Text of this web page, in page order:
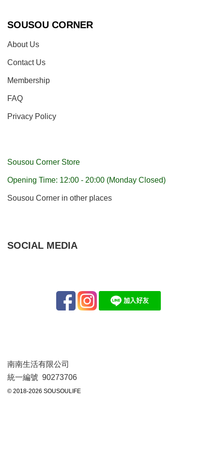
SOUSOU CORNER
About Us
Contact Us
Membership
FAQ
Privacy Policy
Sousou Corner Store
Opening Time: 12:00 - 20:00 (Monday Closed)
Sousou Corner in other places
SOCIAL MEDIA
南南生活有限公司
統一編號 90273706
© 2018-2026 SOUSOULIFE